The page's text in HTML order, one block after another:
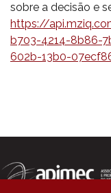
sobre a decisão e
https://
b703-4214-8b86-
602b-13b0-